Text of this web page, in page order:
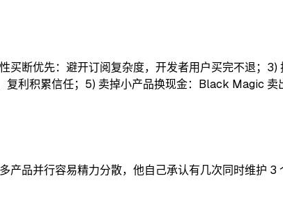
买断优先：避开订阅复杂度，开发者用户买完不退；
利积累信任；5) 卖掉小产品换现金：Black Magic
品并行容易精力分散，他自己承认有几次同时维护 3